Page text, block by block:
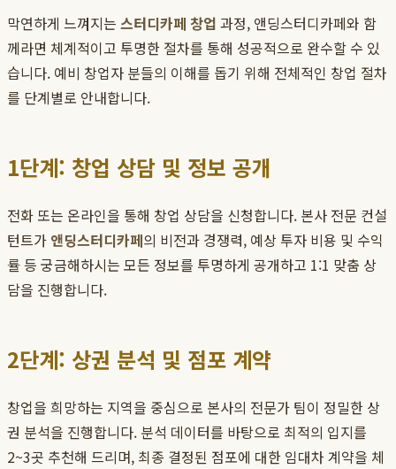
막연하게 느껴지는 스터디카페 창업 과정, 앤딩스터디카페와 함
께라면 체계적이고 투명한 절차를 통해 성공적으로 완수할 수 있
습니다. 예비 창업자 분들의 이해를 돕기 위해 전체적인 창업 절차
를 단계별로 안내합니다.
1단계: 창업 상담 및 정보 공개
전화 또는 온라인을 통해 창업 상담을 신청합니다. 본사 전문 컨설
턴트가 앤딩스터디카페의 비전과 경쟁력, 예상 투자 비용 및 수익
률 등 궁금해하시는 모든 정보를 투명하게 공개하고 1:1 맞춤 상
담을 진행합니다.
2단계: 상권 분석 및 점포 계약
창업을 희망하는 지역을 중심으로 본사의 전문가 팀이 정밀한 상
권 분석을 진행합니다. 분석 데이터를 바탕으로 최적의 입지를
2~3곳 추천해 드리며, 최종 결정된 점포에 대한 임대차 계약을 체